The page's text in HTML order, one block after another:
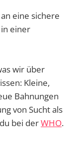
eine sichere
einer
wir über
Kleine,
Bahnungen
von Sucht als
bei derWHO.